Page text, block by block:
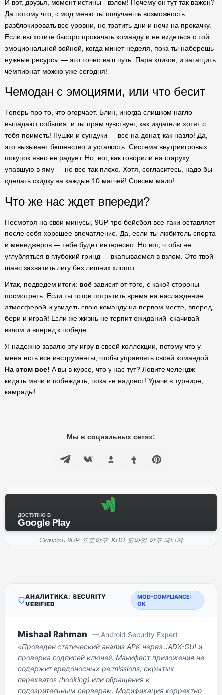
И вот, друзья, момент истины - взлом! Почему он тут так важен?
Да потому что, с мод меню ты получаешь возможность
разблокировать все уровни, не тратить дни и ночи на прокачку.
Если вы хотите быстро прокачать команду и не видеться с той
эмоциональной войной, когда минет неделя, пока ты наберешь
нужные ресурсы — это точно ваш путь. Пара кликов, и затащить
чемпионат можно уже сегодня!
Чемодан с эмоциями, или что бесит
Теперь про то, что огорчает. Блин, иногда слишком нагло
выпадают события, и ты прям чувствует, как издатели хотят с
тебя поиметь! Пушки и сундуки — все на донат, как назло! Да,
это вызывает бешенство и усталость. Система внутриигровых
покупок явно не радует. Но, вот, как говорили на старуху,
упавшую в яму — не все так плохо. Хотя, согласитесь, надо бы
сделать скидку на каждые 10 матчей! Совсем мало!
Что же нас ждет впереди?
Несмотря на свои минусы, 9UP про бейсбол все-таки оставляет
после себя хорошее впечатление. Да, если ты любитель спорта
и менеджеров — тебе будет интересно. Но вот, чтобы не
углубляться в глубокий гринд — вкапываемся в взлом. Это твой
шанс захватить лигу без лишних хлопот.
Итак, подведем итоги: всё зависит от того, с какой стороны
посмотреть. Если ты готов потратить время на наслаждение
атмосферой и увидеть свою команду на первом месте, вперед,
бери и играй! Если же жизнь не терпит ожиданий, скачивай
взлом и вперед к победе.
Я надежно завалю эту игру в своей коллекции, потому что у
меня есть все инструменты, чтобы управлять своей командой.
На этом все! А вы в курсе, что у нас тут? Ловите челендж —
кидать мячи и побеждать, пока не надоест! Удачи в турнире,
камрады!
Мы в социальных сетях:
ДОСТУПНО В
Google Play
Скачать 9UP 프로야구: KBO 모바일 야구 매니저
АНАЛИТИКА: SECURITY
VERIFIED
MOD-COMPLIANCE:
OK
Mishaal Rahman — Android Security Expert
«Проведен статический анализ APK через JADX-GUI и
проверка подписей ключей. Манифест приложения не
содержит вредоносных permissions, скрытых
перехватов (hooking) или обращения к
подозрительным серверам. Модификация корректно